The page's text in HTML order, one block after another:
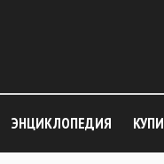
ЭНЦИКЛОПЕДИЯ